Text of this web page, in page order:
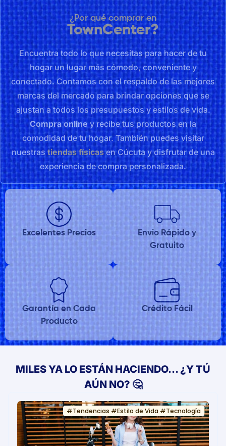
¿Por qué comprar en
TownCenter?
Encuentra todo lo que necesitas para hacer de tu
hogar un lugar más cómodo, conveniente y
conectado. Contamos con el respaldo de las mejores
marcas del mercado para brindar opciones que se
ajustan a todos los presupuestos y estilos de vida.
Compra online y recibe tus productos en la
comodidad de tu hogar. También puedes visitar
nuestrastiendas físicas en Cúcuta y disfrutar de una
experiencia de compra personalizada.
Excelentes Precios
Envio Rápido y
Gratuito
Garantía en Cada
Producto
Crédito Fácil
MILES YA LO ESTÁN HACIENDO… ¿Y TÚ
AÚN NO? 🤔
#Tendencias #Estilo de Vida #Tecnología